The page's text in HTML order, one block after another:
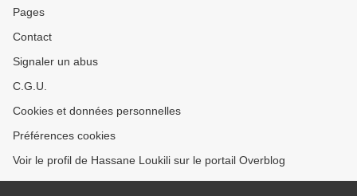
Pages
Contact
Signaler un abus
C.G.U.
Cookies et données personnelles
Préférences cookies
Voir le profil de Hassane Loukili sur le portail Overblog